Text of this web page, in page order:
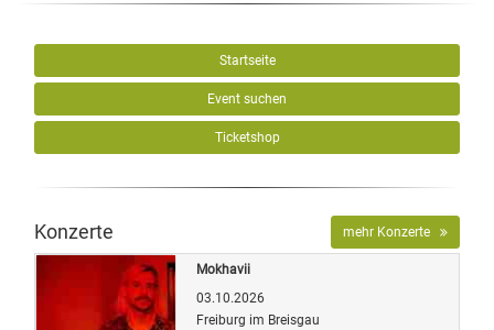
Startseite
Event suchen
Ticketshop
Konzerte mehr Konzerte
Mokhavii
03.10.2026
Freiburg im Breisgau